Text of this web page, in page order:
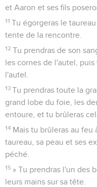
et Aaron et ses fils
11 Tu égorgeras le
tente de la rencontre.
12 Tu prendras de son
les cornes de l'autel,
l'autel.
13 Tu prendras toute la
grand lobe du foie, les
entoure, et tu brûleras
14 Mais tu brûleras au feu
taureau, sa peau et ses
péché.
15 » Tu prendras l'un des
leurs mains sur sa tête.